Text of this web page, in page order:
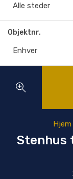
Alle steder
Objektnr.
Hjem
Stenhus